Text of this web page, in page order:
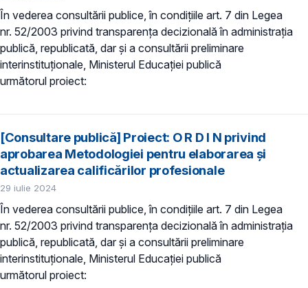
În vederea consultării publice, în condiţiile art. 7 din Legea
nr. 52/2003 privind transparenţa decizională în administraţia
publică, republicată, dar și a consultării preliminare
interinstituționale, Ministerul Educaţiei publică
următorul proiect:
[Consultare publică] Proiect: O R D I N privind
aprobarea Metodologiei pentru elaborarea și
actualizarea calificărilor profesionale
29 iulie 2024
În vederea consultării publice, în condiţiile art. 7 din Legea
nr. 52/2003 privind transparenţa decizională în administraţia
publică, republicată, dar și a consultării preliminare
interinstituționale, Ministerul Educaţiei publică
următorul proiect: